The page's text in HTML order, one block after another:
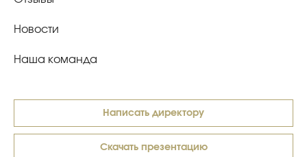
Новости
Наша команда
Написать директору
Скачать презентацию